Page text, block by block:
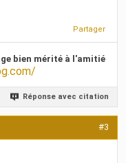
Partager
bien mérité à l'amitié
Réponse avec citation
#3